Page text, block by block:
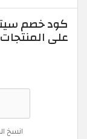
على
انسخ